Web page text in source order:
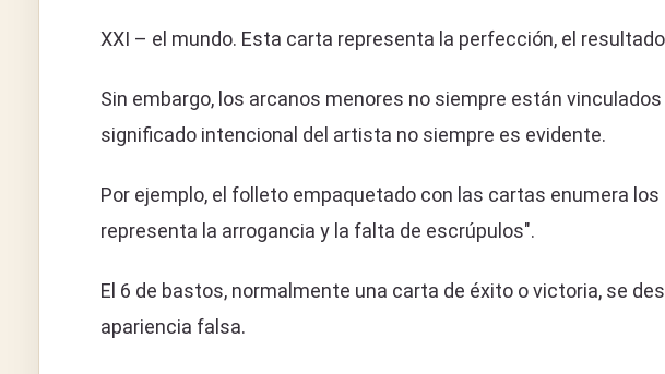
XXI – el mundo. Esta carta representa la perfección, el
Sin embargo, los arcanos menores no siempre están
significado intencional del artista no siempre es evidente.
Por ejemplo, el folleto empaquetado con las cartas enumera
representa la arrogancia y la falta de escrúpulos".
El 6 de bastos, normalmente una carta de éxito o victoria, se
apariencia falsa.